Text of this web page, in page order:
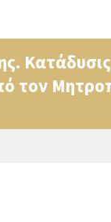
Κατάδυσις
τον